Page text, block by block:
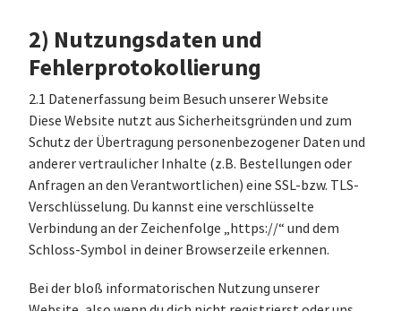
2) Nutzungsdaten und
Fehlerprotokollierung
2.1 Datenerfassung beim Besuch unserer Website
Diese Website nutzt aus Sicherheitsgründen und zum
Schutz der Übertragung personenbezogener Daten und
anderer vertraulicher Inhalte (z.B. Bestellungen oder
Anfragen an den Verantwortlichen) eine SSL-bzw. TLS-
Verschlüsselung. Du kannst eine verschlüsselte
Verbindung an der Zeichenfolge „https://“ und dem
Schloss-Symbol in deiner Browserzeile erkennen.
Bei der bloß informatorischen Nutzung unserer